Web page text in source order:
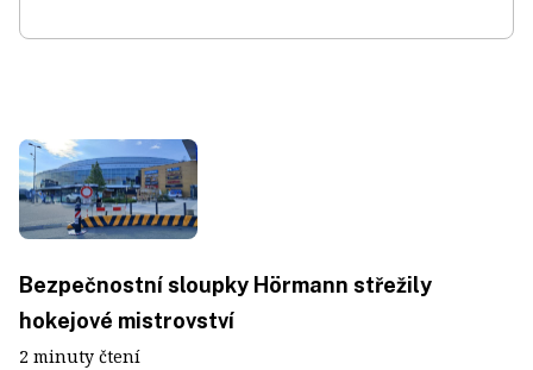
Bezpečnostní sloupky Hörmann střežily
hokejové mistrovství
2 minuty čtení